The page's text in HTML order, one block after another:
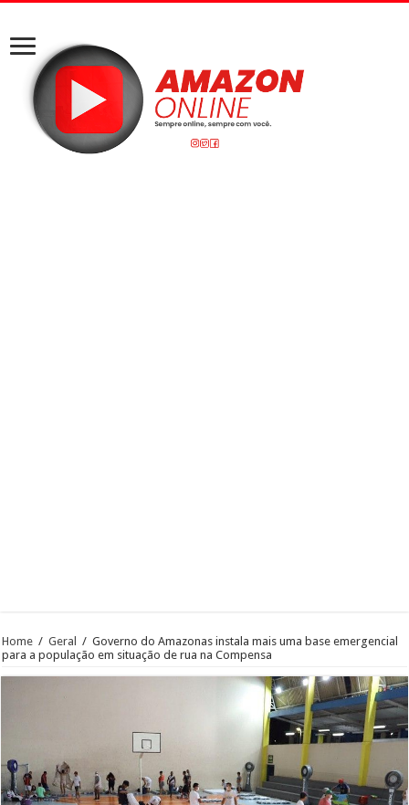
Home / Geral / Governo do Amazonas instala mais uma base emergencial
para a população em situação de rua na Compensa